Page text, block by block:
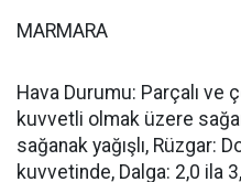
MARMARA
Hava Durumu: Parçalı ve
kuvvetli olmak üzere
sağanak yağışlı, Rüzgar:
kuvvetinde, Dalga: 2,0 ila